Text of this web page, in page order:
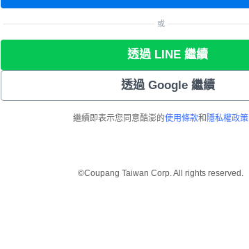
或
透過 LINE 繼續
透過 Google 繼續
繼續即表示您同意酷澎的使用條款和 隱私權政策
©Coupang Taiwan Corp. All rights reserved.